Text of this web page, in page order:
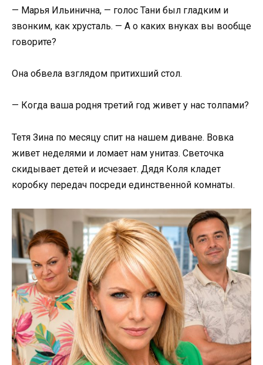
— Марья Ильинична, — голос Тани был гладким и
звонким, как хрусталь. — А о каких внуках вы вообще
говорите?
Она обвела взглядом притихший стол.
— Когда ваша родня третий год живет у нас толпами?
Тетя Зина по месяцу спит на нашем диване. Вовка
живет неделями и ломает нам унитаз. Светочка
скидывает детей и исчезает. Дядя Коля кладет
коробку передач посреди единственной комнаты.